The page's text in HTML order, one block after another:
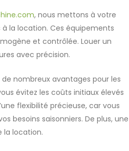
, nous mettons à votre
la location. Ces équipements
et contrôlée. Louer un
avec précision.
nombreux avantages pour les
évitez les coûts initiaux élevés
flexibilité précieuse, car vous
besoins saisonniers. De plus, une
la location.